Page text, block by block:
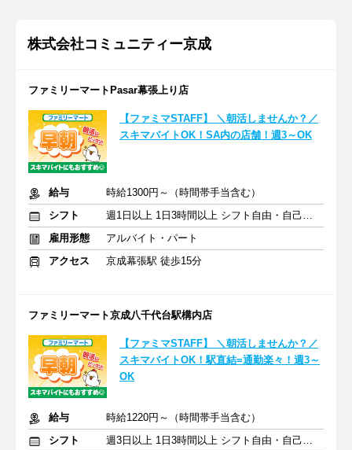
株式会社コミュニティー京成
ファミリーマートPasar幕張上り店
【ファミマSTAFF】 ＼朝活しませんか？／
スキマバイトOK！SA内の店舗！週3～OK
給与
時給1300円～（時間帯手当含む）
シフト
週1日以上 1日3時間以上 シフト自由・自己申告
雇用形態
アルバイト・パート
アクセス
京成幕張駅 徒歩15分
ファミリーマート京成八千代台駅構内店
【ファミマSTAFF】 ＼朝活しませんか？／
スキマバイトOK！駅直結=通勤楽々！週3～
OK
給与
時給1220円～（時間帯手当含む）
シフト
週3日以上 1日3時間以上 シフト自由・自己申告